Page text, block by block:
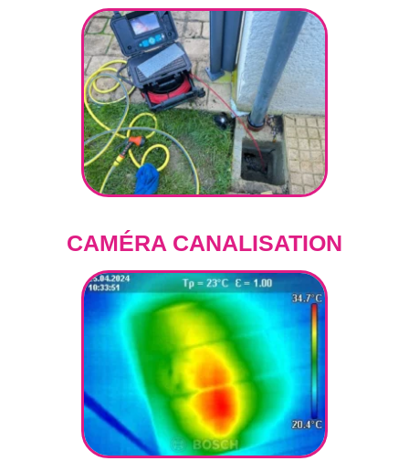
CAMÉRA CANALISATION